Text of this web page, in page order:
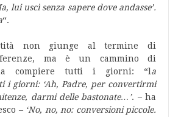
lui uscì senza sapere dove andasse’.
“.
non giunge al termine di
ma è un cammino di
compiere tutti i giorni: “l a
i giorni: ‘Ah, Padre, per convertirmi
darmi delle bastonate…’. – ha
–‘No, no, no: conversioni piccole.